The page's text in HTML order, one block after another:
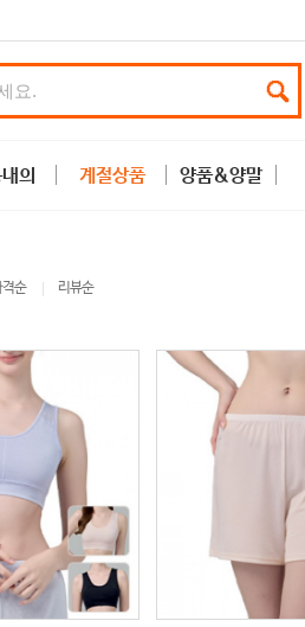
의 계절상품 양품&양말
순 리뷰순